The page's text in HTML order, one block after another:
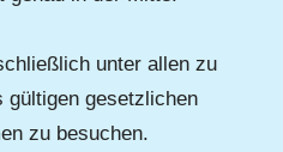
unter allen zu
gültigen gesetzlichen
zu besuchen.